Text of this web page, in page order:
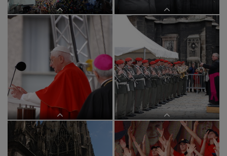
Papstbesuch ? kathbild/Grohmann,
Karlpa200709091gro,pa20070909
Papstbesuch ? kathbild/G?stl,
Markuspa200709091goe,pa20070909